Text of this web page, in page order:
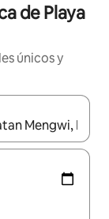
de Playa
únicos y
navegar